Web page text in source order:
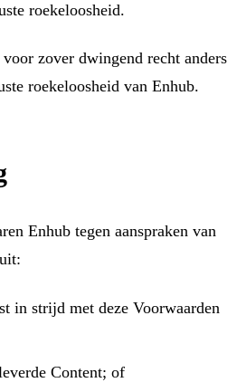
roekeloosheid.
zover dwingend recht anders
roekeloosheid van Enhub.
Enhub tegen aanspraken van
in strijd met deze Voorwaarden
Content; of